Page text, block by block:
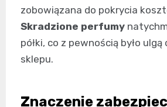
zobowiązana do pokrycia
Skradzione perfumy
półki, co z pewnością było ulgą
sklepu.
Znaczenie